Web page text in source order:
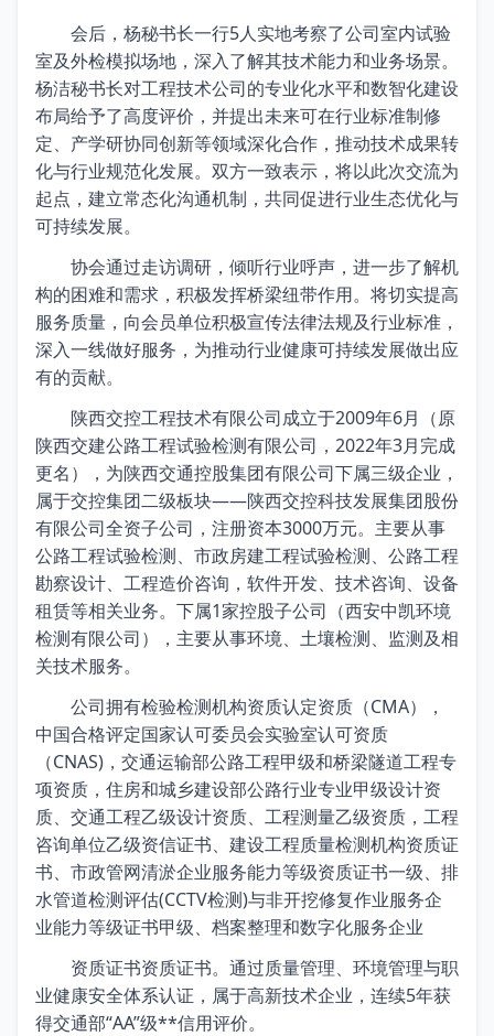
会后，杨秘书长一行5人实地考察了公司室内试验
室及外检模拟场地，深入了解其技术能力和业务场景。
杨洁秘书长对工程技术公司的专业化水平和数智化建设
布局给予了高度评价，并提出未来可在行业标准制修
定、产学研协同创新等领域深化合作，推动技术成果转
化与行业规范化发展。双方一致表示，将以此次交流为
起点，建立常态化沟通机制，共同促进行业生态优化与
可持续发展。
协会通过走访调研，倾听行业呼声，进一步了解机
构的困难和需求，积极发挥桥梁纽带作用。将切实提高
服务质量，向会员单位积极宣传法律法规及行业标准，
深入一线做好服务，为推动行业健康可持续发展做出应
有的贡献。
陕西交控工程技术有限公司成立于2009年6月（原
陕西交建公路工程试验检测有限公司，2022年3月完成
更名），为陕西交通控股集团有限公司下属三级企业，
属于交控集团二级板块——陕西交控科技发展集团股份
有限公司全资子公司，注册资本3000万元。主要从事
公路工程试验检测、市政房建工程试验检测、公路工程
勘察设计、工程造价咨询，软件开发、技术咨询、设备
租赁等相关业务。下属1家控股子公司（西安中凯环境
检测有限公司），主要从事环境、土壤检测、监测及相
关技术服务。
公司拥有检验检测机构资质认定资质（CMA），
中国合格评定国家认可委员会实验室认可资质
（CNAS)，交通运输部公路工程甲级和桥梁隧道工程专
项资质，住房和城乡建设部公路行业专业甲级设计资
质、交通工程乙级设计资质、工程测量乙级资质，工程
咨询单位乙级资信证书、建设工程质量检测机构资质证
书、市政管网清淤企业服务能力等级资质证书一级、排
水管道检测评估(CCTV检测)与非开挖修复作业服务企
业能力等级证书甲级、档案整理和数字化服务企业
资质证书资质证书。通过质量管理、环境管理与职
业健康安全体系认证，属于高新技术企业，连续5年获
得交通部“AA”级**信用评价。